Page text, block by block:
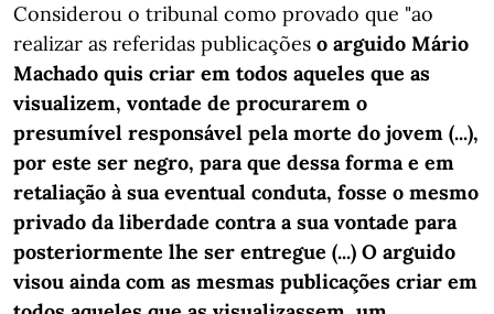
Considerou o tribunal como provado que "ao
realizar as referidas publicações o arguido Mário
Machado quis criar em todos aqueles que as
visualizem, vontade de procurarem o
presumível responsável pela morte do jovem (...),
por este ser negro, para que dessa forma e em
retaliação à sua eventual conduta, fosse o mesmo
privado da liberdade contra a sua vontade para
posteriormente lhe ser entregue (...) O arguido
visou ainda com as mesmas publicações criar em